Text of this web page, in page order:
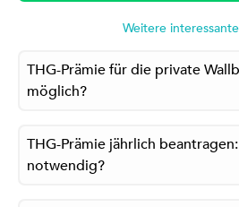
Weitere
THG-Prämie für die private
möglich?
THG-Prämie jährlich
notwendig?